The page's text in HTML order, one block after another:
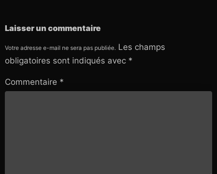
Laisser un commentaire
Votre adresse e-mail ne sera pas publiée. Les champs
obligatoires sont indiqués avec *
Commentaire *